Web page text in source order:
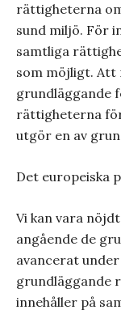
rättigheterna
sund miljö. För
samtliga
som möjligt. Att
grundläggande
rättigheterna
utgör en av
Det europeiska
Vi kan vara
angående de
avancerat
grundläggande
innehåller på